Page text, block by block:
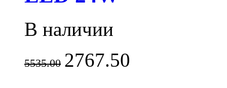
В наличии
5535.00 2767.50